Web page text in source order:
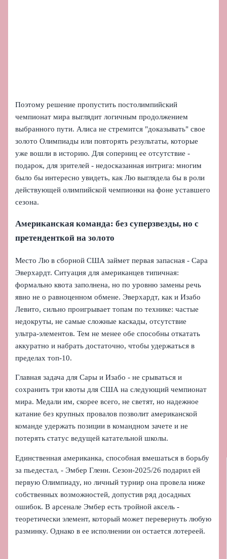
Поэтому решение пропустить постолимпийский
чемпионат мира выглядит логичным продолжением
выбранного пути. Алиса не стремится "доказывать" свое
золото Олимпиады или повторять результаты, которые
уже вошли в историю. Для соперниц ее отсутствие -
подарок, для зрителей - недосказанная интрига: многим
было бы интересно увидеть, как Лю выглядела бы в роли
действующей олимпийской чемпионки на фоне уставшего
сезона.
Американская команда: без суперзвезды, но с
претенденткой на золото
Место Лю в сборной США займет первая запасная - Сара
Эверхардт. Ситуация для американцев типичная:
формально квота заполнена, но по уровню замены речь
явно не о равноценном обмене. Эверхардт, как и Изабо
Левито, сильно проигрывает топам по технике: частые
недокруты, не самые сложные каскады, отсутствие
ультра-элементов. Тем не менее обе способны откатать
аккуратно и набрать достаточно, чтобы удержаться в
пределах топ‑10.
Главная задача для Сары и Изабо - не срываться и
сохранить три квоты для США на следующий чемпионат
мира. Медали им, скорее всего, не светят, но надежное
катание без крупных провалов позволит американской
команде удержать позиции в командном зачете и не
потерять статус ведущей катательной школы.
Единственная американка, способная вмешаться в борьбу
за пьедестал, - Эмбер Гленн. Сезон-2025/26 подарил ей
первую Олимпиаду, но личный турнир она провела ниже
собственных возможностей, допустив ряд досадных
ошибок. В арсенале Эмбер есть тройной аксель -
теоретически элемент, который может перевернуть любую
разминку. Однако в ее исполнении он остается лотереей.